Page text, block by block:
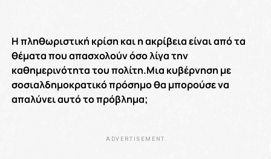
Η πληθωριστική κρίση και η ακρίβεια είναι από τα
θέματα που απασχολούν όσο λίγα την
καθημερινότητα του πολίτη.Μια κυβέρνηση με
σοσιαλδημοκρατικό πρόσημο θα μπορούσε να
απαλύνει αυτό το πρόβλημα;
ADVERTISEMENT